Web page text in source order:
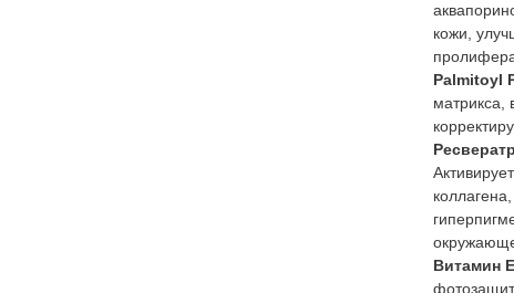
кожи,
Palmitoyl
матрикса,
Витамин Е